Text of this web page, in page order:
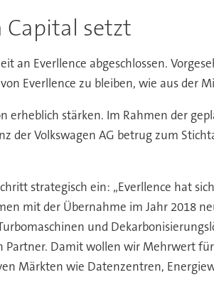
Capital setzt
Everllence abgeschlossen.
Everllence zu bleiben, wie aus der
stärken. Im Rahmen der
der Volkswagen AG betrug zum
strategisch ein: „Everllence hat
mit der Übernahme im Jahr 2018
und
Damit wollen wir Mehrwert
Märkten wie Datenzentren,